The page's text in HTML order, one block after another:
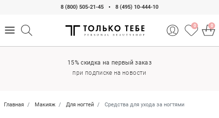
8 (800) 505-21-45 • 8 (495) 10-444-10
0 0
15% скидка на первый заказ
при подписке на новости
Главная Макияж Для ногтей Средства для ухода за ногтями